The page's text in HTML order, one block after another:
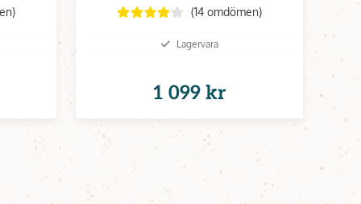
(14 omdömen)
Lagervara
1 099 kr